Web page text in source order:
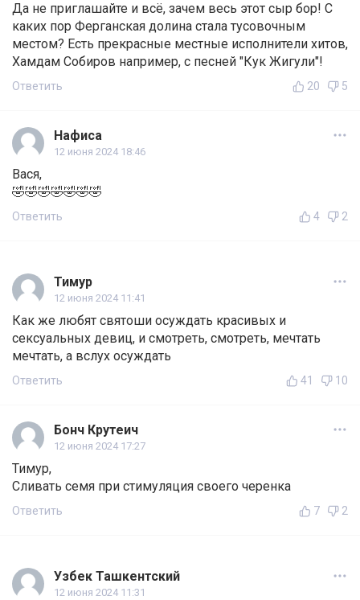
Да не приглашайте и всё, зачем весь этот сыр бор! С
каких пор Ферганская долина стала тусовочным
местом? Есть прекрасные местные исполнители хитов,
Хамдам Собиров например, с песней "Кук Жигули"!
Ответить 20 5
Нафиса
12 июня 2024 18:46
Вася,
🤣🤣🤣🤣🤣🤣🤣
Ответить 4 2
Тимур
12 июня 2024 11:41
Как же любят святоши осуждать красивых и
сексуальных девиц, и смотреть, смотреть, мечтать
мечтать, а вслух осуждать
Ответить 41 10
Бонч Крутеич
12 июня 2024 17:27
Тимур,
Сливать семя при стимуляция своего черенка
Ответить 7 2
Узбек Ташкентский
12 июня 2024 11:31